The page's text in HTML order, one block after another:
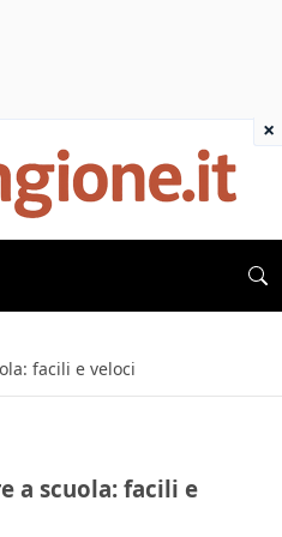
facili e veloci
a scuola: facili e
×